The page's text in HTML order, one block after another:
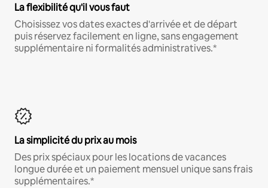
La flexibilité qu'il vous faut
Choisissez vos dates exactes d'arrivée et de départ
puis réservez facilement en ligne, sans engagement
supplémentaire ni formalités administratives.*
La simplicité du prix au mois
Des prix spéciaux pour les locations de vacances
longue durée et un paiement mensuel unique sans frais
supplémentaires.*